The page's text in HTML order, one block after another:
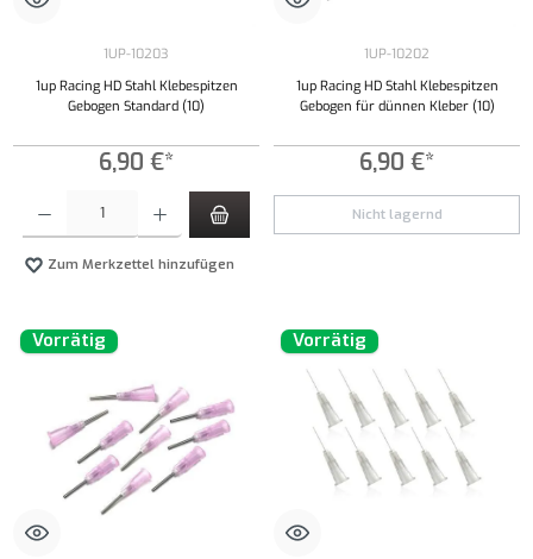
1UP-10203
1up Racing HD Stahl Klebespitzen
Gebogen Standard (10)
6,90 €*
Produkt Anzahl: Gib den gewünschten Wert ein oder benutze die Schaltflächen um die
Zum Merkzettel hinzufügen
1UP-10202
1up Racing HD Stahl Klebespitzen
Gebogen für dünnen Kleber (10)
6,90 €*
Nicht lagernd
Vorrätig Vorrätig